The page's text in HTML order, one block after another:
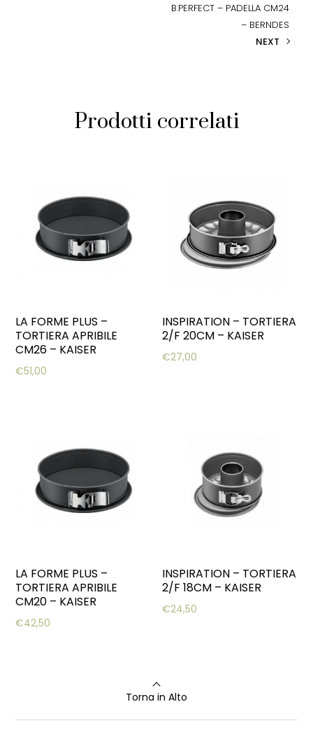
B.PERFECT – PADELLA CM24
– BERNDES
NEXT
Prodotti correlati
LA FORME PLUS –
TORTIERA APRIBILE
CM26 – KAISER
€51,00
INSPIRATION – TORTIERA
2/F 20CM – KAISER
€27,00
LA FORME PLUS –
TORTIERA APRIBILE
CM20 – KAISER
€42,50
INSPIRATION – TORTIERA
2/F 18CM – KAISER
€24,50
Torna in Alto